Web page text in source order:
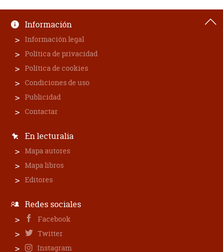
Información
Información legal
Política de privacidad
Política de cookies
Condiciones de uso
Publicidad
Contactar
En lecturalia
Mapa autores
Mapa libros
Editores
Redes sociales
Facebook
Twitter
Instagram